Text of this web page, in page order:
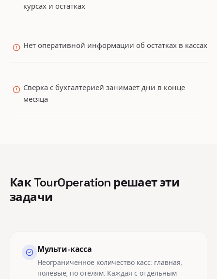
курсах и остатках
Нет оперативной информации об остатках в кассах
Сверка с бухгалтерией занимает дни в конце
месяца
Как TourOperation решает эти
задачи
Мульти-касса
Неограниченное количество касс: главная,
полевые, по отелям. Каждая с отдельным